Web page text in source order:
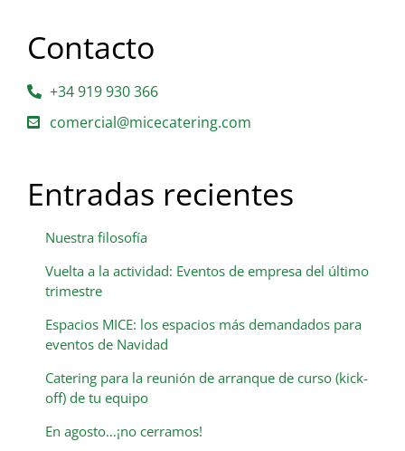
Contacto
+34 919 930 366
comercial@micecatering.com
Entradas recientes
Nuestra filosofía
Vuelta a la actividad: Eventos de empresa del último
trimestre
Espacios MICE: los espacios más demandados para
eventos de Navidad
Catering para la reunión de arranque de curso (kick-
off) de tu equipo
En agosto…¡no cerramos!